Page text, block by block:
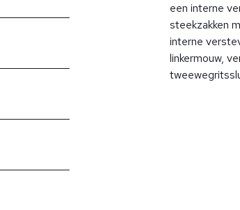
een interne
steekzakken
interne
linkermouw,